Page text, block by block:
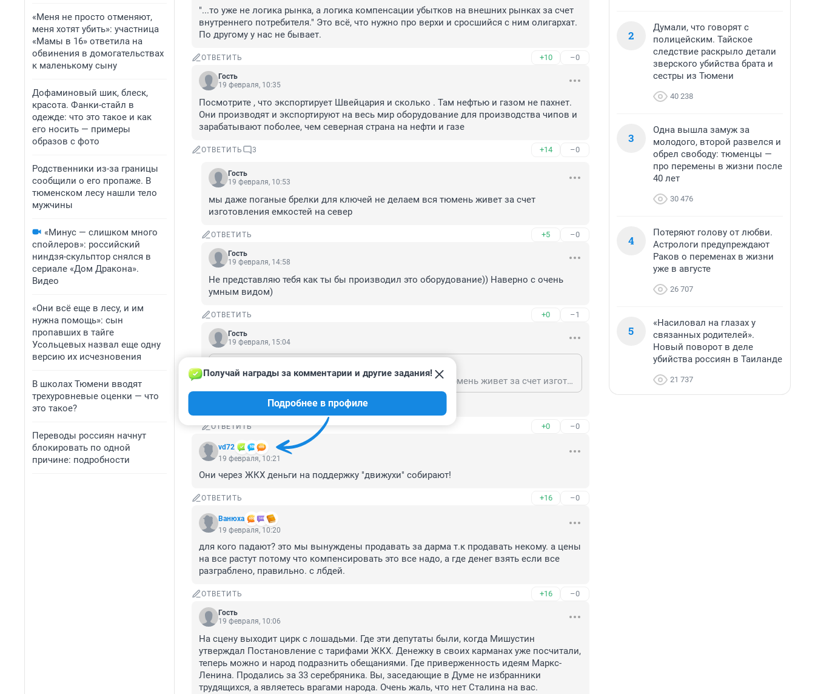
«Меня не просто отменяют,
меня хотят убить»: участница
«Мамы в 16» ответила на
обвинения в домогательствах
к маленькому сыну
Дофаминовый шик, блеск,
красота. Фанки-стайл в
одежде: что это такое и как
его носить — примеры
образов с фото
Родственники из-за границы
сообщили о его пропаже. В
тюменском лесу нашли тело
мужчины
«Минус — слишком много
спойлеров»: российский
ниндзя-скульптор снялся в
сериале «Дом Дракона».
Видео
«Они всё еще в лесу, и им
нужна помощь»: сын
пропавших в тайге
Усольцевых назвал еще одну
версию их исчезновения
В школах Тюмени вводят
трехуровневые оценки — что
это такое?
Переводы россиян начнут
блокировать по одной
причине: подробности
"...то уже не логика рынка, а логика компенсации убытков на внешних рынках за счет
внутреннего потребителя." Это всё, что нужно про верхи и сросшийся с ним олигархат.
По другому у нас не бывает.
ОТВЕТИТЬ +10 –0
Гость
19 февраля, 10:35
Посмотрите , что экспортирует Швейцария и сколько . Там нефтью и газом не пахнет.
Они производят и экспортируют на весь мир оборудование для производства чипов и
зарабатывают поболее, чем северная страна на нефти и газе
ОТВЕТИТЬ 3 +14 –0
Гость
19 февраля, 10:53
мы даже поганые брелки для ключей не делаем вся тюмень живет за счет
изготовления емкостей на север
ОТВЕТИТЬ +5 –0
Гость
19 февраля, 14:58
Не представляю тебя как ты бы производил это оборудование)) Наверно с очень
умным видом)
ОТВЕТИТЬ +0 –1
Гость
19 февраля, 15:04
мы даже поганые брелки для ключей не делаем вся тюмень живет за счет изготовления емкостей на север
А зачем тебе брелок?
ОТВЕТИТЬ +0 –0
vd72
Получай награды за комментарии и другие задания!
Подробнее в профиле
19 февраля, 10:21
Они через ЖКХ деньги на поддержку "движухи" собирают!
ОТВЕТИТЬ +16 –0
Вaнюха
19 февраля, 10:20
для кого падают? это мы вынуждены продавать за дарма т.к продавать некому. а цены
на все растут потому что компенсировать это все надо, а где денег взять если все
разграблено, правильно. с лбдей.
ОТВЕТИТЬ +16 –0
Гость
19 февраля, 10:06
На сцену выходит цирк с лошадьми. Где эти депутаты были, когда Мишустин
утверждал Постановление с тарифами ЖКХ. Денежку в своих карманах уже посчитали,
теперь можно и народ подразнить обещаниями. Где приверженность идеям Маркс-
Ленина. Продались за 33 серебряника. Вы, заседающие в Думе не избранники
трудящихся, а являетесь врагами народа. Очень жаль, что нет Сталина на вас.
2
Думали, что говорят с
полицейским. Тайское
следствие раскрыло детали
зверского убийства брата и
сестры из Тюмени
40 238
3
Одна вышла замуж за
молодого, второй развелся и
обрел свободу: тюменцы —
про перемены в жизни после
40 лет
30 476
4
Потеряют голову от любви.
Астрологи предупреждают
Раков о переменах в жизни
уже в августе
26 707
5
«Насиловал на глазах у
связанных родителей».
Новый поворот в деле
убийства россиян в Таиланде
21 737